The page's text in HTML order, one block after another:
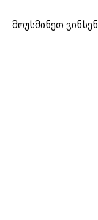
მოუსმინეთ